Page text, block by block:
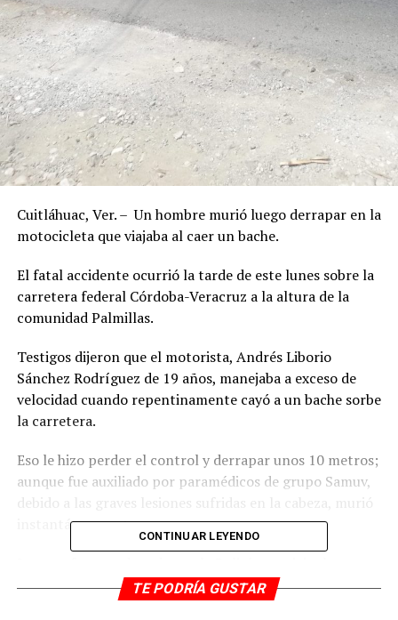
Cuitláhuac, Ver. – Un hombre murió luego derrapar en la
motocicleta que viajaba al caer un bache.
El fatal accidente ocurrió la tarde de este lunes sobre la
carretera federal Córdoba-Veracruz a la altura de la
comunidad Palmillas.
Testigos dijeron que el motorista, Andrés Liborio
Sánchez Rodríguez de 19 años, manejaba a exceso de
velocidad cuando repentinamente cayó a un bache sorbe
la carretera.
Eso le hizo perder el control y derrapar unos 10 metros;
aunque fue auxiliado por paramédicos de grupo Samuv,
debido a las graves lesiones sufridas en la cabeza, murió
instantáneamente.
mientras peritos de la Fiscalía regional levantaron el
CONTINUAR LEYENDO
TE PODRÍA GUSTAR